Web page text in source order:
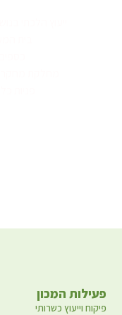
פעילות המכון
פיקוח וייעוץ כשרותי